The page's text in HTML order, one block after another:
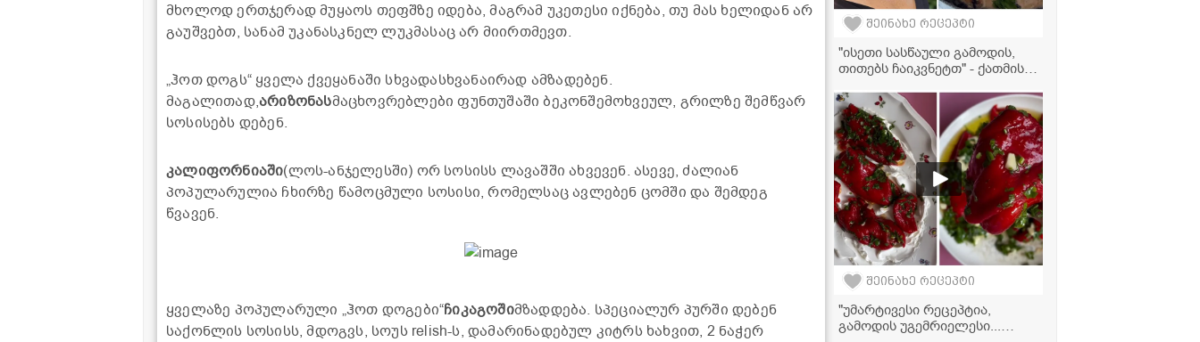
მხოლოდ ერთჯერად მუყაოს თეფშზე იდება, მაგრამ უკეთესი იქნება, თუ მას ხელიდან არ
გაუშვებთ, სანამ უკანასკნელ ლუკმასაც არ მიირთმევთ.
„ჰოთ დოგს“ ყველა ქვეყანაში სხვადასხვანაირად ამზადებენ.
მაგალითად,არიზონასმაცხოვრებლები ფუნთუშაში ბეკონშემოხვეულ, გრილზე შემწვარ
სოსისებს დებენ.
კალიფორნიაში(ლოს-ანჯელესში) ორ სოსისს ლავაშში ახვევენ. ასევე, ძალიან
პოპულარულია ჩხირზე წამოცმული სოსისი, რომელსაც ავლებენ ცომში და შემდეგ
წვავენ.
ყველაზე პოპულარული „ჰოთ დოგები“ჩიკაგოშიმზადდება. სპეციალურ პურში დებენ
საქონლის სოსისს, მდოგვს, სოუს relish-ს, დამარინადებულ კიტრს ხახვით, 2 ნაჭერ
შეინახე რეცეპტი
"ისეთი სასწაული გამოდის,
თითებს ჩაიკვნეტთ" - ქათმის
ნაღების სოუსში
შეინახე რეცეპტი
"უმარტივესი რეცეპტია,
გამოდის უგემრიელესი...